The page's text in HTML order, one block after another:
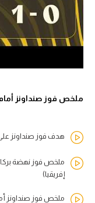
ملخص فوز صنداونز أمام الجيش الملكي
هدف فوز صنداونز على الجيش الملكي
إفريقيا)
ملخص فوز صنداونز أمام الترجي 1-0